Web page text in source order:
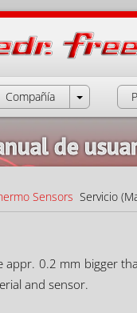
Compañía
de
Sensors Servicio
appr. 0.2 mm bigger
and sensor.